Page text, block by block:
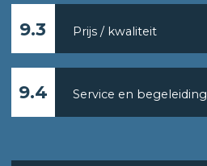
9.3 Prijs / kwaliteit
9.4 Service en begeleiding